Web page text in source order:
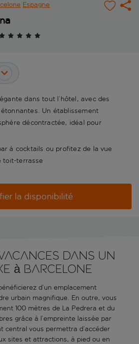
Espagne
dans tout l’hôtel, avec des
Un établissement
décontractée, idéal pour
à cocktails ou profitez de la vue
toit-terrasse
la disponibilité
dans un
à Barcelone
d’un emplacement
urbain magnifique. En outre, vous
100 mètres de La Pedrera et du
grâce à l’empreinte laissée par
central vous permettra d’accéder
sites et attractions, à pied ou en